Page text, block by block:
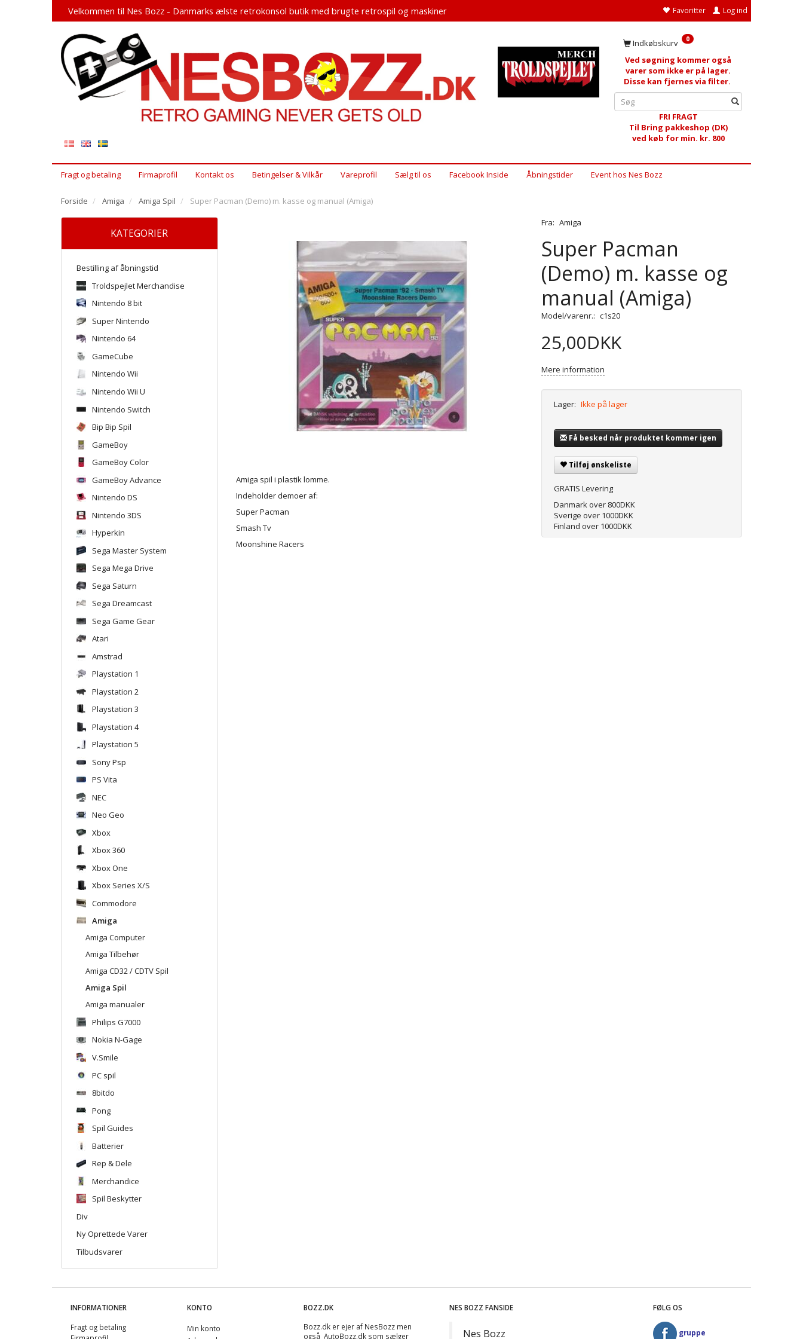
Favoritter Log ind
Velkommen til Nes Bozz - Danmarks ælste retrokonsol butik med brugte retrospil og maskiner
Indkøbskurv 0
Ved søgning kommer også
varer som ikke er på lager.
Disse kan fjernes via filter.
FRI FRAGT
Til Bring pakkeshop (DK)
ved køb for min. kr. 800
Fragt og betaling Firmaprofil Kontakt os Betingelser & Vilkår Vareprofil Sælg til os Facebook Inside Åbningstider Event hos Nes Bozz
Forside Amiga Amiga Spil Super Pacman (Demo) m. kasse og manual (Amiga)
KATEGORIER
Bestilling af åbningstid
Troldspejlet Merchandise
Nintendo 8 bit
Super Nintendo
Nintendo 64
GameCube
Nintendo Wii
Nintendo Wii U
Nintendo Switch
Bip Bip Spil
GameBoy
GameBoy Color
GameBoy Advance
Nintendo DS
Nintendo 3DS
Hyperkin
Sega Master System
Sega Mega Drive
Sega Saturn
Sega Dreamcast
Sega Game Gear
Atari
Amstrad
Playstation 1
Playstation 2
Playstation 3
Playstation 4
Playstation 5
Sony Psp
PS Vita
NEC
Neo Geo
Xbox
Xbox 360
Xbox One
Xbox Series X/S
Commodore
Amiga
Amiga Computer
Amiga Tilbehør
Amiga CD32 / CDTV Spil
Amiga Spil
Amiga manualer
Philips G7000
Nokia N-Gage
V.Smile
PC spil
8bitdo
Pong
Spil Guides
Batterier
Rep & Dele
Merchandice
Spil Beskytter
Div
Ny Oprettede Varer
Tilbudsvarer
Amiga spil i plastik lomme.
Indeholder demoer af:
Super Pacman
Smash Tv
Moonshine Racers
Fra: Amiga
Super Pacman
(Demo) m. kasse og
manual (Amiga)
Model/varenr.: c1s20
25,00DKK
Mere information
Lager: Ikke på lager
Få besked når produktet kommer igen
Tilføj ønskeliste
GRATIS Levering
Danmark over 800DKK
Sverige over 1000DKK
Finland over 1000DKK
INFORMATIONER
Fragt og betaling
KONTO
Min konto
BOZZ.DK
Bozz.dk er ejer af NesBozz men
også AutoBozz.dk som sælger
NES BOZZ FANSIDE
Nes Bozz
FØLG OS
gruppe